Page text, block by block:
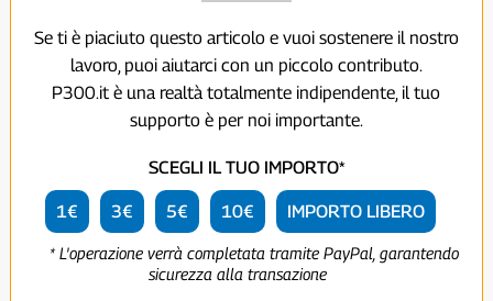
Se ti è piaciuto questo articolo e vuoi sostenere il nostro
lavoro, puoi aiutarci con un piccolo contributo.
P300.it è una realtà totalmente indipendente, il tuo
supporto è per noi importante.
SCEGLI IL TUO IMPORTO*
1€ 3€ 5€ 10€ IMPORTO LIBERO
* L'operazione verrà completata tramite PayPal, garantendo
sicurezza alla transazione